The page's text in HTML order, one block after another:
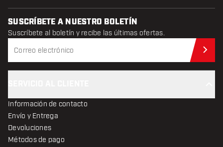
SUSCRÍBETE A NUESTRO BOLETÍN
Suscríbete al boletín y recibe las últimas ofertas.
Información de contacto
Envío y Entrega
Devoluciones
Métodos de pago